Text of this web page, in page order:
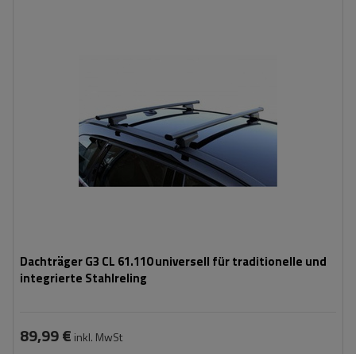
Dachträger G3 CL 61.110 universell für traditionelle und
integrierte Stahlreling
89,99 € inkl. MwSt